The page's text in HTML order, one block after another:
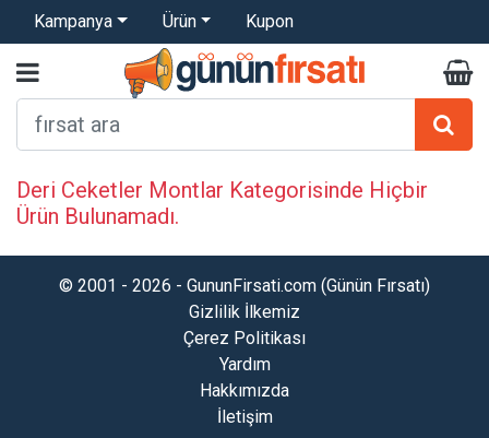
Kampanya Ürün Kupon
Deri Ceketler Montlar Kategorisinde Hiçbir
Ürün Bulunamadı.
© 2001 - 2026 - GununFirsati.com (Günün Fırsatı)
Gizlilik İlkemiz
Çerez Politikası
Yardım
Hakkımızda
İletişim